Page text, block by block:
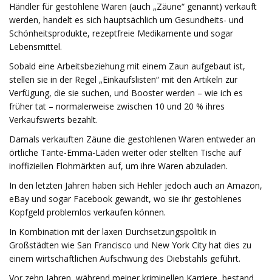
Händler für gestohlene Waren (auch „Zäune“ genannt) verkauft
werden, handelt es sich hauptsächlich um Gesundheits- und
Schönheitsprodukte, rezeptfreie Medikamente und sogar
Lebensmittel.
Sobald eine Arbeitsbeziehung mit einem Zaun aufgebaut ist,
stellen sie in der Regel „Einkaufslisten“ mit den Artikeln zur
Verfügung, die sie suchen, und Booster werden – wie ich es
früher tat – normalerweise zwischen 10 und 20 % ihres
Verkaufswerts bezahlt.
Damals verkauften Zäune die gestohlenen Waren entweder an
örtliche Tante-Emma-Läden weiter oder stellten Tische auf
inoffiziellen Flohmärkten auf, um ihre Waren abzuladen.
In den letzten Jahren haben sich Hehler jedoch auch an Amazon,
eBay und sogar Facebook gewandt, wo sie ihr gestohlenes
Kopfgeld problemlos verkaufen können.
In Kombination mit der laxen Durchsetzungspolitik in
Großstädten wie San Francisco und New York City hat dies zu
einem wirtschaftlichen Aufschwung des Diebstahls geführt.